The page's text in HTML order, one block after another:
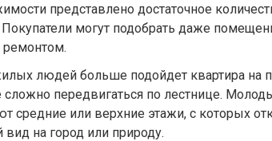
представлено достаточное
могут подобрать даже
людей больше подойдет квартира на
сложно передвигаться по лестнице.
средние или верхние этажи, с которых
на город или природу.